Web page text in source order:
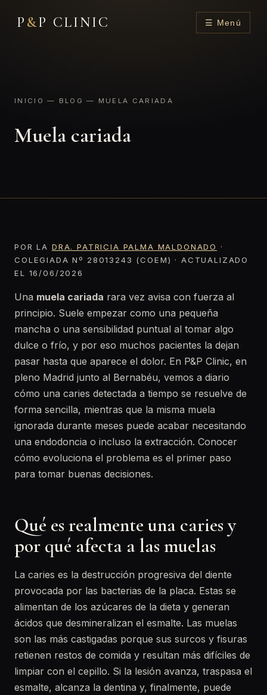
P &P CLINIC ☰ Menú
INICIO — BLOG — MUELA CARIADA
Muela cariada
POR LA DRA. PATRICIA PALMA MALDONADO
·
COLEGIADA Nº 28013243 (COEM) · ACTUALIZADO
EL 16/06/2026
Una muela cariada rara vez avisa con fuerza al
principio. Suele empezar como una pequeña
mancha o una sensibilidad puntual al tomar algo
dulce o frío, y por eso muchos pacientes la dejan
pasar hasta que aparece el dolor. En P&P Clinic, en
pleno Madrid junto al Bernabéu, vemos a diario
cómo una caries detectada a tiempo se resuelve de
forma sencilla, mientras que la misma muela
ignorada durante meses puede acabar necesitando
una endodoncia o incluso la extracción. Conocer
cómo evoluciona el problema es el primer paso
para tomar buenas decisiones.
Qué es realmente una caries y
por qué afecta a las muelas
La caries es la destrucción progresiva del diente
provocada por las bacterias de la placa. Estas se
alimentan de los azúcares de la dieta y generan
ácidos que desmineralizan el esmalte. Las muelas
son las más castigadas porque sus surcos y fisuras
retienen restos de comida y resultan más difíciles de
limpiar con el cepillo. Si la lesión avanza, traspasa el
esmalte, alcanza la dentina y, finalmente, puede